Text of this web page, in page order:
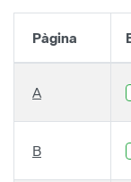
Pàgina
A
B